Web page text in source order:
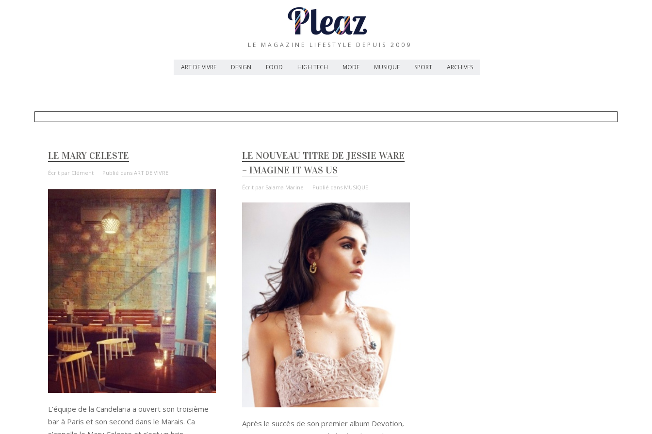
LE MAGAZINE LIFESTYLE DEPUIS 2009
ART DE VIVRE DESIGN FOOD HIGH TECH MODE MUSIQUE SPORT ARCHIVES
LE MARY CELESTE
Écrit par Clément Publié dans ART DE VIVRE
L’équipe de la Candelaria a ouvert son troisième
bar à Paris et son second dans le Marais. Ca
LE NOUVEAU TITRE DE JESSIE WARE
– IMAGINE IT WAS US
Écrit par Salama Marine Publié dans MUSIQUE
Après le succès de son premier album Devotion,